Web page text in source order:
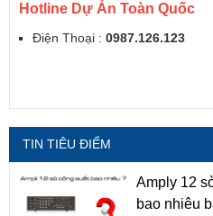
Hotline Dự Án Toàn Quốc
Điện Thoại : 0987.126.123
TIN TIÊU ĐIỂM
Amply 12
bao nhiêu